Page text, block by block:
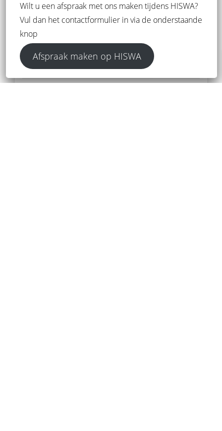
Wilt u een afspraak met ons maken tijdens HISWA?
Vul dan het contactformulier in via de onderstaande
knop
Afspraak maken op HISWA
ALLES ACCEPTEREN
DETAILS WEERGEVEN